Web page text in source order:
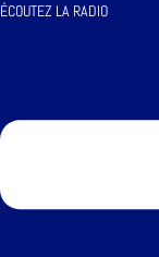
ÉCOUTEZ LA RADIO